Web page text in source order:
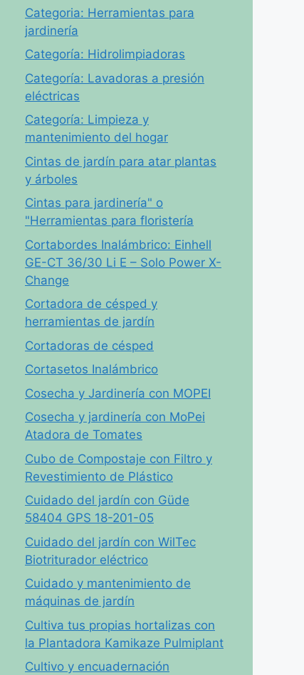
Categoria: Herramientas para
jardinería
Categoría: Hidrolimpiadoras
Categoría: Lavadoras a presión
eléctricas
Categoría: Limpieza y
mantenimiento del hogar
Cintas de jardín para atar plantas
y árboles
Cintas para jardinería" o
"Herramientas para floristería
Cortabordes Inalámbrico: Einhell
GE-CT 36/30 Li E – Solo Power X-
Change
Cortadora de césped y
herramientas de jardín
Cortadoras de césped
Cortasetos Inalámbrico
Cosecha y Jardinería con MOPEI
Cosecha y jardinería con MoPei
Atadora de Tomates
Cubo de Compostaje con Filtro y
Revestimiento de Plástico
Cuidado del jardín con Güde
58404 GPS 18-201-05
Cuidado del jardín con WilTec
Biotriturador eléctrico
Cuidado y mantenimiento de
máquinas de jardín
Cultiva tus propias hortalizas con
la Plantadora Kamikaze Pulmiplant
Cultivo y encuadernación